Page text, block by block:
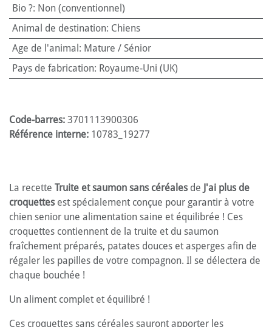
Bio ?: Non (conventionnel)
Animal de destination: Chiens
Age de l'animal : Mature / Sénior
Pays de fabrication: Royaume-Uni (UK)
Code-barres: 3701113900306
Référence interne: 10783_19277
La recette Truite et saumon sans céréales de J'ai plus de
croquettes est spécialement conçue pour garantir à votre
chien senior une alimentation saine et équilibrée ! Ces
croquettes contiennent de la truite et du saumon
fraîchement préparés, patates douces et asperges afin de
régaler les papilles de votre compagnon. Il se délectera de
chaque bouchée !
Un aliment complet et équilibré !
Ces croquettes sans céréales sauront apporter les